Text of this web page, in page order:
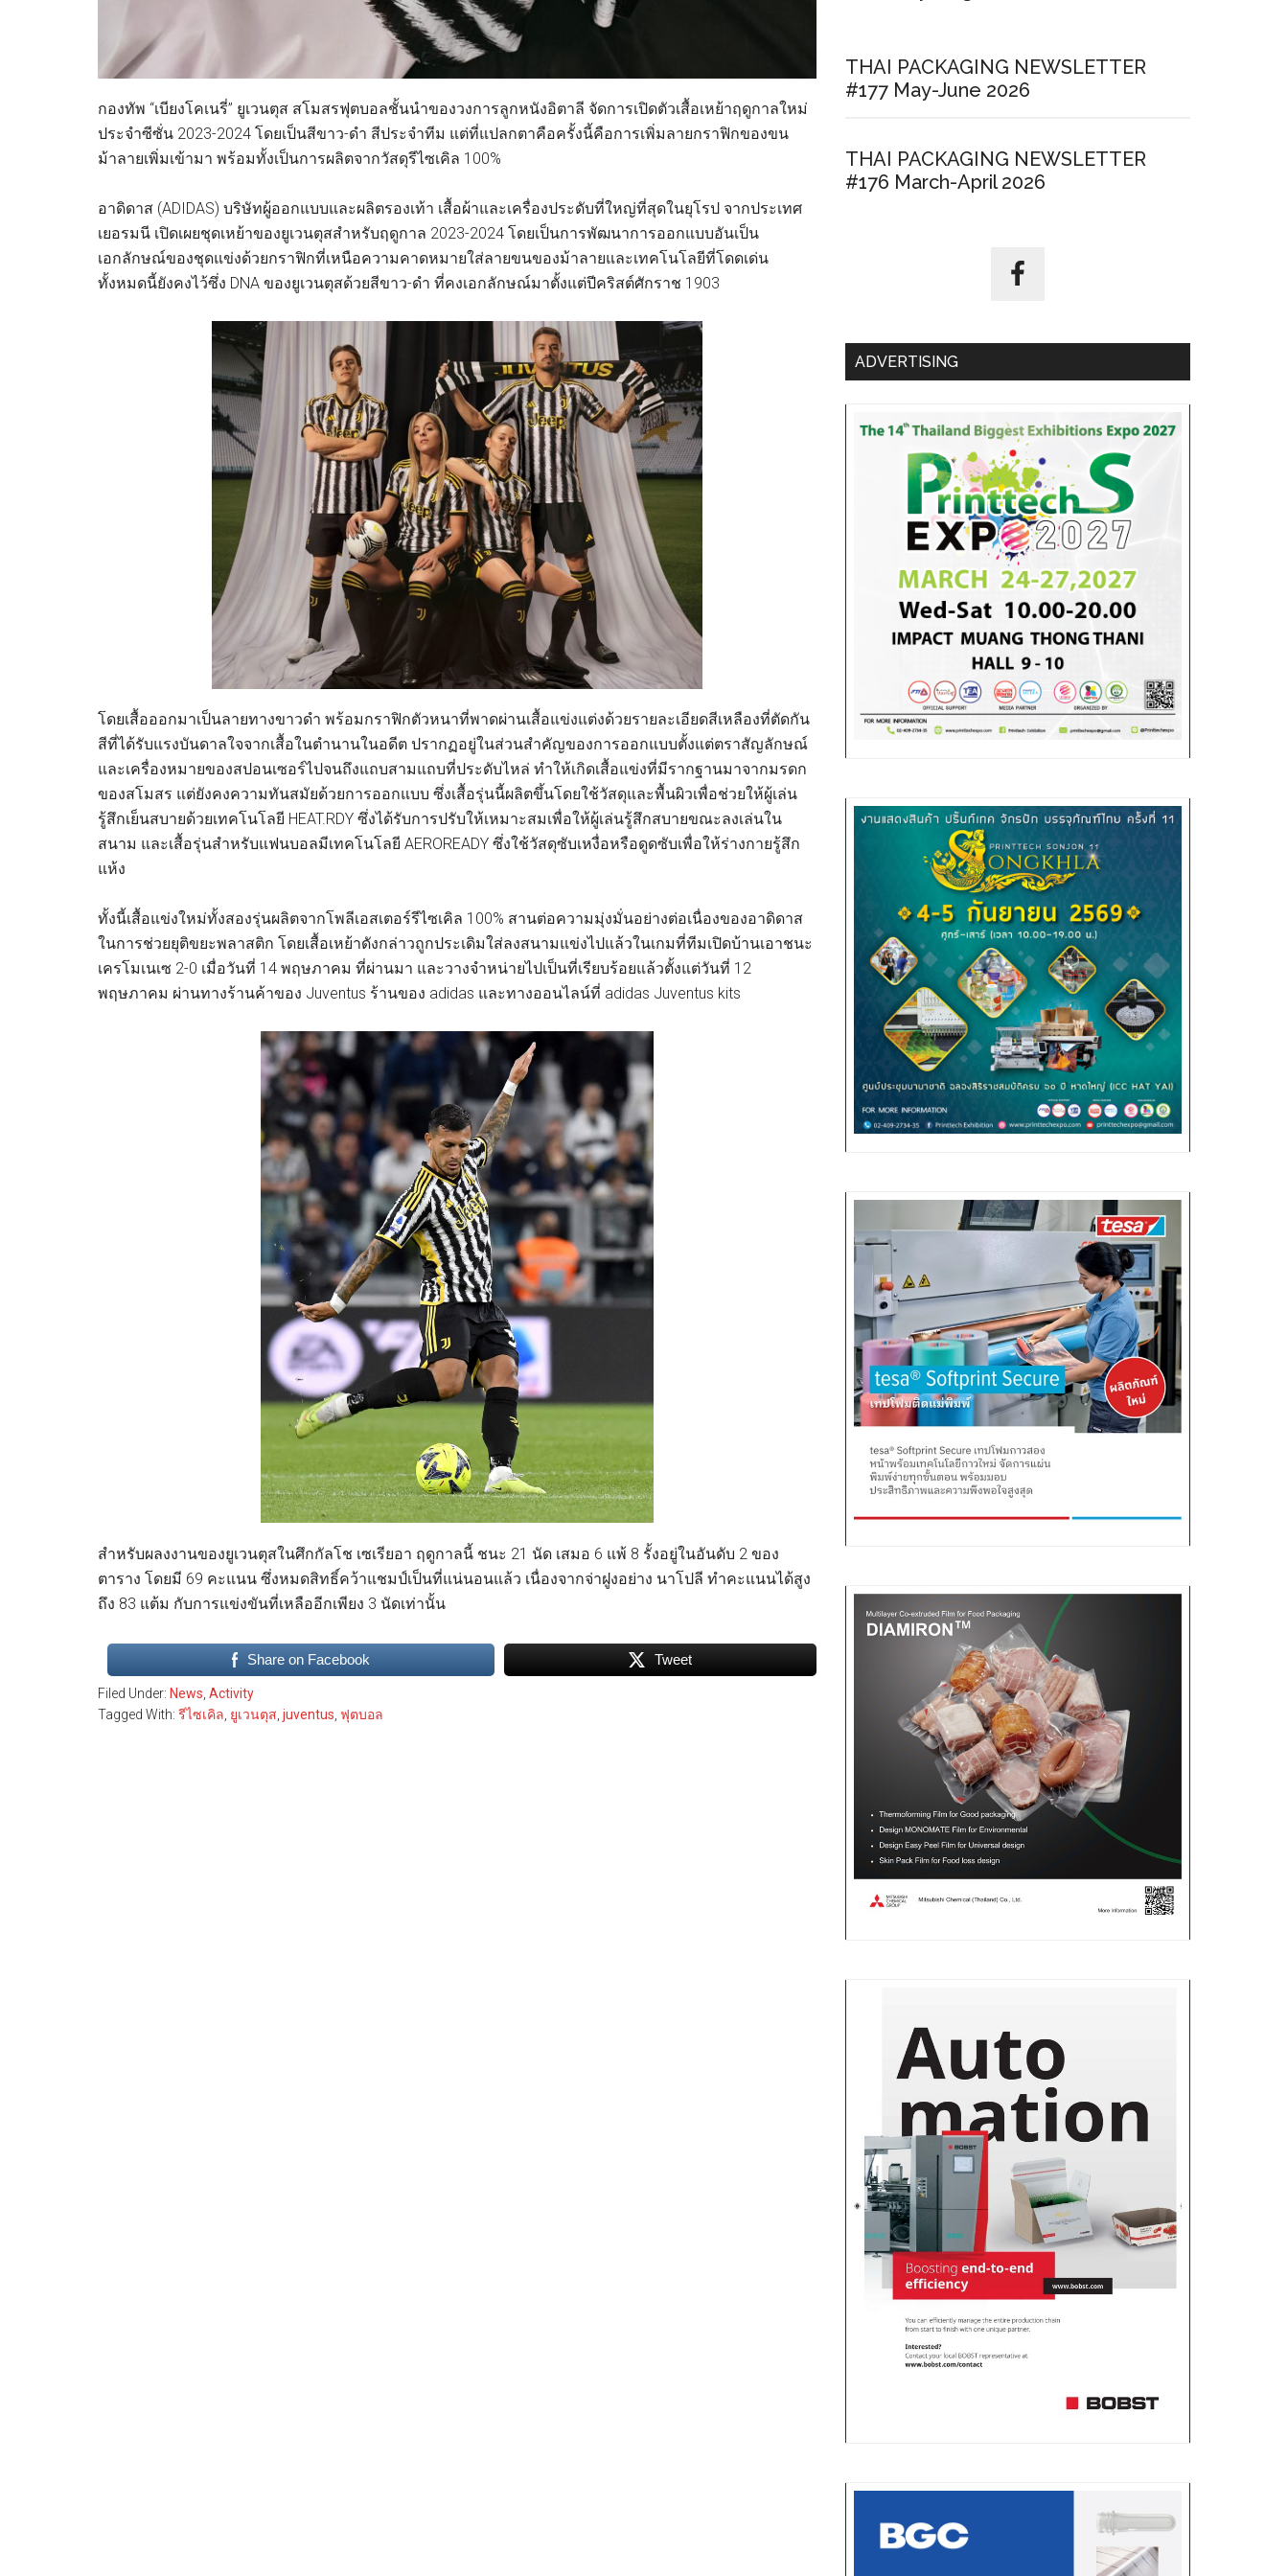
กองทัพ “เบียงโคเนรี่” ยูเวนตุส สโมสรฟุตบอลชั้นนำของวงการลูกหนังอิตาลี จัดการเปิดตัวเสื้อเหย้าฤดูกาลใหม่
ประจำซีซั่น 2023-2024 โดยเป็นสีขาว-ดำ สีประจำทีม แต่ที่แปลกตาคือครั้งนี้คือการเพิ่มลายกราฟิกของขน
ม้าลายเพิ่มเข้ามา พร้อมทั้งเป็นการผลิตจากวัสดุรีไซเคิล 100%
อาดิดาส (ADIDAS) บริษัทผู้ออกแบบและผลิตรองเท้า เสื้อผ้าและเครื่องประดับที่ใหญ่ที่สุดในยุโรป จากประเทศ
เยอรมนี เปิดเผยชุดเหย้าของยูเวนตุสสำหรับฤดูกาล 2023-2024 โดยเป็นการพัฒนาการออกแบบอันเป็น
เอกลักษณ์ของชุดแข่งด้วยกราฟิกที่เหนือความคาดหมายใส่ลายขนของม้าลายและเทคโนโลยีที่โดดเด่น
ทั้งหมดนี้ยังคงไว้ซึ่ง DNA ของยูเวนตุสด้วยสีขาว-ดำ ที่คงเอกลักษณ์มาตั้งแต่ปีคริสต์ศักราช 1903
โดยเสื้อออกมาเป็นลายทางขาวดำ พร้อมกราฟิกตัวหนาที่พาดผ่านเสื้อแข่งแต่งด้วยรายละเอียดสีเหลืองที่ตัดกัน
สีที่ได้รับแรงบันดาลใจจากเสื้อในตำนานในอดีต ปรากฏอยู่ในส่วนสำคัญของการออกแบบตั้งแต่ตราสัญลักษณ์
และเครื่องหมายของสปอนเซอร์ไปจนถึงแถบสามแถบที่ประดับไหล่ ทำให้เกิดเสื้อแข่งที่มีรากฐานมาจากมรดก
ของสโมสร แต่ยังคงความทันสมัยด้วยการออกแบบ ซึ่งเสื้อรุ่นนี้ผลิตขึ้นโดยใช้วัสดุและพื้นผิวเพื่อช่วยให้ผู้เล่น
รู้สึกเย็นสบายด้วยเทคโนโลยี HEAT.RDY ซึ่งได้รับการปรับให้เหมาะสมเพื่อให้ผู้เล่นรู้สึกสบายขณะลงเล่นใน
สนาม และเสื้อรุ่นสำหรับแฟนบอลมีเทคโนโลยี AEROREADY ซึ่งใช้วัสดุซับเหงื่อหรือดูดซับเพื่อให้ร่างกายรู้สึก
แห้ง
ทั้งนี้เสื้อแข่งใหม่ทั้งสองรุ่นผลิตจากโพลีเอสเตอร์รีไซเคิล 100% สานต่อความมุ่งมั่นอย่างต่อเนื่องของอาดิดาส
ในการช่วยยุติขยะพลาสติก โดยเสื้อเหย้าดังกล่าวถูกประเดิมใส่ลงสนามแข่งไปแล้วในเกมที่ทีมเปิดบ้านเอาชนะ
เครโมเนเซ 2-0 เมื่อวันที่ 14 พฤษภาคม ที่ผ่านมา และวางจำหน่ายไปเป็นที่เรียบร้อยแล้วตั้งแต่วันที่ 12
พฤษภาคม ผ่านทางร้านค้าของ Juventus ร้านของ adidas และทางออนไลน์ที่ adidas Juventus kits
สำหรับผลงงานของยูเวนตุสในศึกกัลโช เซเรียอา ฤดูกาลนี้ ชนะ 21 นัด เสมอ 6 แพ้ 8 รั้งอยู่ในอันดับ 2 ของ
ตาราง โดยมี 69 คะแนน ซึ่งหมดสิทธิ์คว้าแชมป์เป็นที่แน่นอนแล้ว เนื่องจากจ่าฝูงอย่าง นาโปลี ทำคะแนนได้สูง
ถึง 83 แต้ม กับการแข่งขันที่เหลืออีกเพียง 3 นัดเท่านั้น
Share on Facebook Tweet
Filed Under: News Activity
Tagged With: รีไซเคิล ยูเวนตุส juventus ฟุตบอล
THAI PACKAGING NEWSLETTER
#177 May-June 2026
THAI PACKAGING NEWSLETTER
#176 March-April 2026
ADVERTISING